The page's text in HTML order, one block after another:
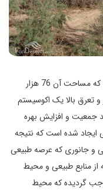
در محدوده منطقه شکار ممنوع (در وضع موجود که مساحت آن 76 هزار
تعرق بالا یک اکوسیستم
جمعیت و افزایش بهره
ایجاد شده است که نتیجه
و جانوری که عرصه طبیعی
منابع طبیعی و محیط
گردیده که محیط